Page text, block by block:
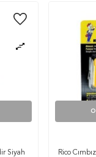
Siyah
Rico